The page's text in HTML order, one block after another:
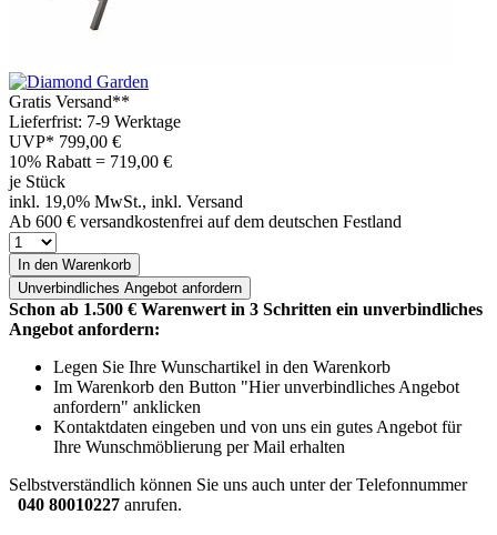
Gratis Versand**
Lieferfrist: 7-9 Werktage
UVP* 799,00 €
10% Rabatt = 719,00 €
je Stück
inkl. 19,0% MwSt., inkl. Versand
Ab 600 € versandkostenfrei auf dem deutschen Festland
In den Warenkorb
Unverbindliches Angebot anfordern
Schon ab 1.500 € Warenwert in 3 Schritten ein unverbindliches
Angebot anfordern:
Legen Sie Ihre Wunschartikel in den Warenkorb
Im Warenkorb den Button "Hier unverbindliches Angebot
anfordern" anklicken
Kontaktdaten eingeben und von uns ein gutes Angebot für
Ihre Wunschmöblierung per Mail erhalten
Selbstverständlich können Sie uns auch unter der Telefonnummer
040 80010227 anrufen.